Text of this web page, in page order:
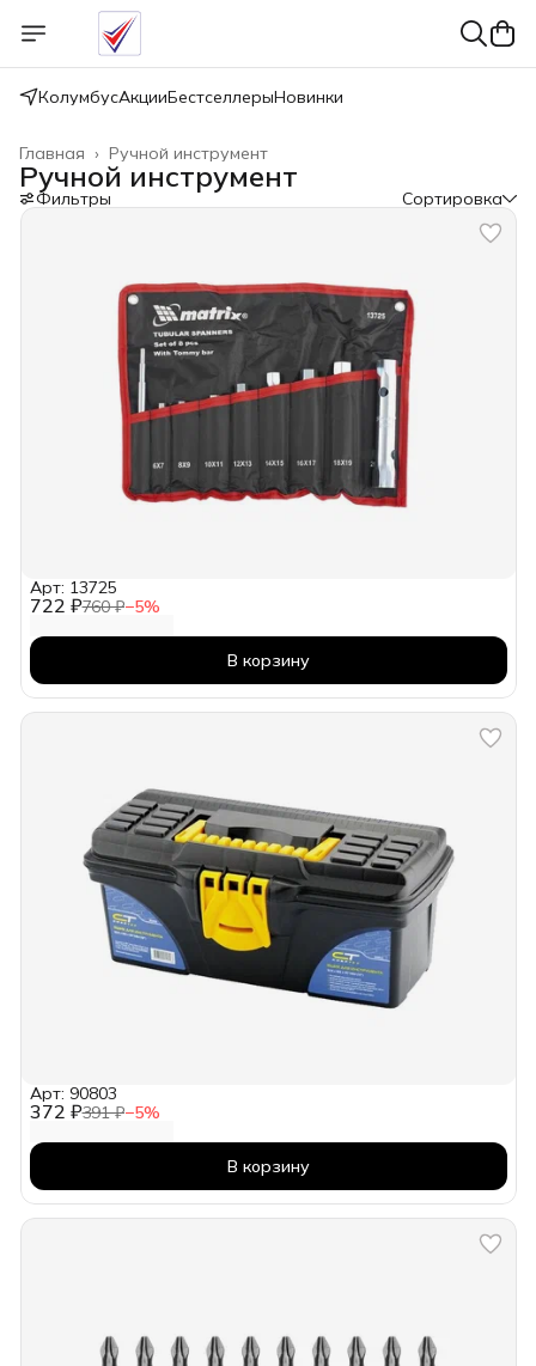
КолумбусАкцииБестселлерыНовинки
Ручной инструмент
Главная ›
Ручной инструмент
Фильтры Сортировка
722 ₽760 ₽−5%
Арт: 13725
В корзину
372 ₽391 ₽−5%
Арт: 90803
В корзину